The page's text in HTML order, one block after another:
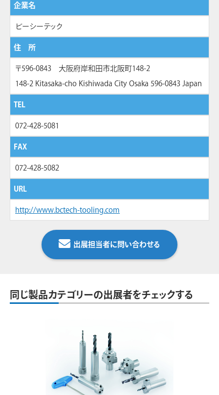
企業名
ビーシーテック
住 所
〒596-0843 大阪府岸和田市北阪町148-2
148-2 Kitasaka-cho Kishiwada City Osaka 596-0843 Japan
TEL
072-428-5081
FAX
072-428-5082
URL
http://www.bctech-tooling.com
出展担当者に問い合わせる
同じ製品カテゴリーの出展者をチェックする